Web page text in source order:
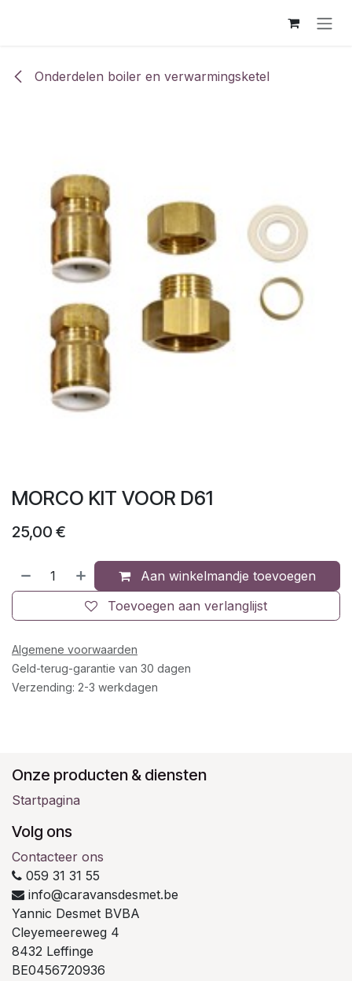
Onderdelen boiler en verwarmingsketel
MORCO KIT VOOR D61
25,00 €
Aan winkelmandje toevoegen
Toevoegen aan verlanglijst
Algemene voorwaarden
Geld-terug-garantie van 30 dagen
Verzending: 2-3 werkdagen
Onze producten & diensten
Startpagina
Volg ons
Contacteer ons
059 31 31 55
info@caravansdesmet.be
Yannic Desmet BVBA
Cleyemeereweg 4
8432 Leffinge
BE0456720936